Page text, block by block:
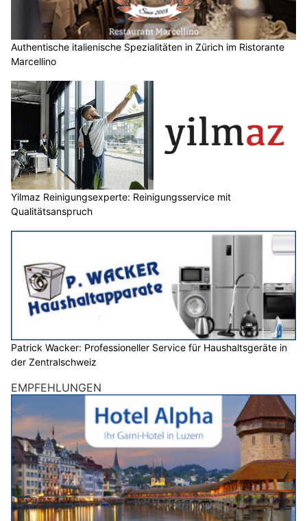
Authentische italienische Spezialitäten in Zürich im Ristorante
Marcellino
Yilmaz Reinigungsexperte: Reinigungsservice mit
Qualitätsanspruch
Patrick Wacker: Professioneller Service für Haushaltsgeräte in
der Zentralschweiz
EMPFEHLUNGEN